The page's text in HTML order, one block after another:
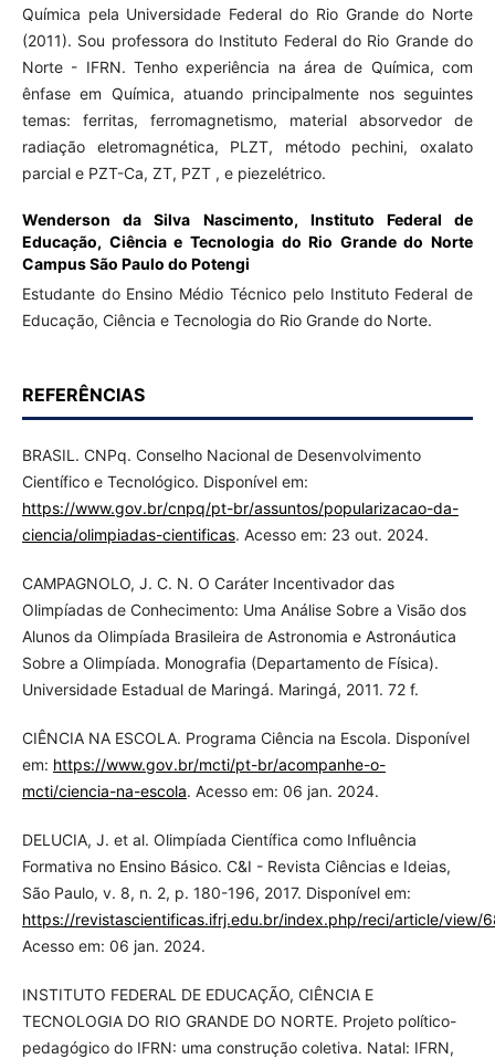
Química pela Universidade Federal do Rio Grande do Norte
(2011). Sou professora do Instituto Federal do Rio Grande do
Norte - IFRN. Tenho experiência na área de Química, com
ênfase em Química, atuando principalmente nos seguintes
temas: ferritas, ferromagnetismo, material absorvedor de
radiação eletromagnética, PLZT, método pechini, oxalato
parcial e PZT-Ca, ZT, PZT , e piezelétrico.
Wenderson da Silva Nascimento, Instituto Federal de
Educação, Ciência e Tecnologia do Rio Grande do Norte
Campus São Paulo do Potengi
Estudante do Ensino Médio Técnico pelo Instituto Federal de
Educação, Ciência e Tecnologia do Rio Grande do Norte.
REFERÊNCIAS
BRASIL. CNPq. Conselho Nacional de Desenvolvimento
Científico e Tecnológico. Disponível em:
https://www.gov.br/cnpq/pt-br/assuntos/popularizacao-da-
ciencia/olimpiadas-cientificas. Acesso em: 23 out. 2024.
CAMPAGNOLO, J. C. N. O Caráter Incentivador das
Olimpíadas de Conhecimento: Uma Análise Sobre a Visão dos
Alunos da Olimpíada Brasileira de Astronomia e Astronáutica
Sobre a Olimpíada. Monografia (Departamento de Física).
Universidade Estadual de Maringá. Maringá, 2011. 72 f.
CIÊNCIA NA ESCOLA. Programa Ciência na Escola. Disponível
em: https://www.gov.br/mcti/pt-br/acompanhe-o-
mcti/ciencia-na-escola. Acesso em: 06 jan. 2024.
DELUCIA, J. et al. Olimpíada Científica como Influência
Formativa no Ensino Básico. C&I - Revista Ciências e Ideias,
São Paulo, v. 8, n. 2, p. 180-196, 2017. Disponível em:
https://revistascientificas.ifrj.edu.br/index.php/reci/article/view/
Acesso em: 06 jan. 2024.
INSTITUTO FEDERAL DE EDUCAÇÃO, CIÊNCIA E
TECNOLOGIA DO RIO GRANDE DO NORTE. Projeto político-
pedagógico do IFRN: uma construção coletiva. Natal: IFRN,